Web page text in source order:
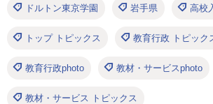
ドルトン東京学園 岩手県 高校
トップ トピックス 教育行政 トピック
教育行政photo 教材・サービスphoto
教材・サービス トピックス